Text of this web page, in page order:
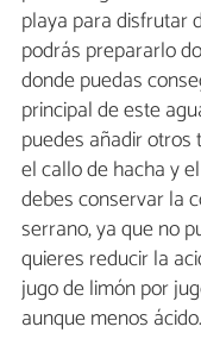
playa para disfrutar
podrás prepararlo
donde puedas
principal de este
puedes añadir
el callo de hacha y
debes conservar la
serrano, ya que no
quieres reducir la
jugo de limón por
aunque menos ácido.